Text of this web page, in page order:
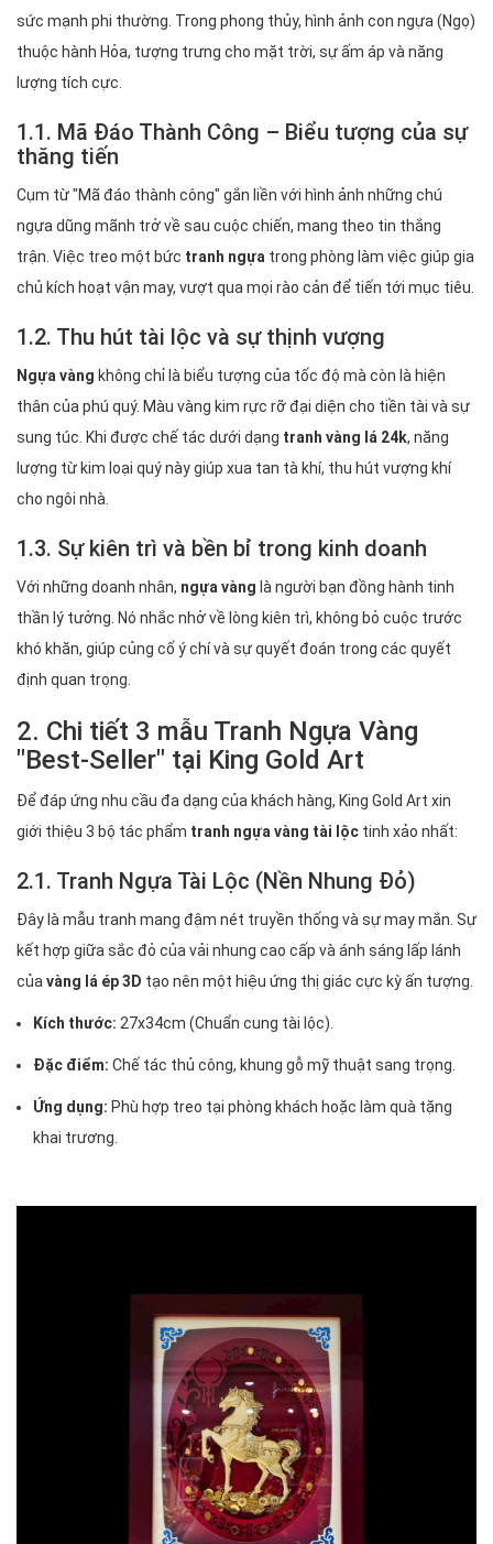
sức mạnh phi thường. Trong phong thủy, hình ảnh con ngựa (Ngọ)
thuộc hành Hỏa, tượng trưng cho mặt trời, sự ấm áp và năng
lượng tích cực.
1.1. Mã Đáo Thành Công – Biểu tượng của sự
thăng tiến
Cụm từ "Mã đáo thành công" gắn liền với hình ảnh những chú
ngựa dũng mãnh trở về sau cuộc chiến, mang theo tin thắng
trận. Việc treo một bức tranh ngựa trong phòng làm việc giúp gia
chủ kích hoạt vận may, vượt qua mọi rào cản để tiến tới mục tiêu.
1.2. Thu hút tài lộc và sự thịnh vượng
Ngựa vàng không chỉ là biểu tượng của tốc độ mà còn là hiện
thân của phú quý. Màu vàng kim rực rỡ đại diện cho tiền tài và sự
sung túc. Khi được chế tác dưới dạng tranh vàng lá 24k, năng
lượng từ kim loại quý này giúp xua tan tà khí, thu hút vượng khí
cho ngôi nhà.
1.3. Sự kiên trì và bền bỉ trong kinh doanh
Với những doanh nhân, ngựa vàng là người bạn đồng hành tinh
thần lý tưởng. Nó nhắc nhở về lòng kiên trì, không bỏ cuộc trước
khó khăn, giúp củng cố ý chí và sự quyết đoán trong các quyết
định quan trọng.
2. Chi tiết 3 mẫu Tranh Ngựa Vàng
"Best-Seller" tại King Gold Art
Để đáp ứng nhu cầu đa dạng của khách hàng, King Gold Art xin
giới thiệu 3 bộ tác phẩm tranh ngựa vàng tài lộc tinh xảo nhất:
2.1. Tranh Ngựa Tài Lộc (Nền Nhung Đỏ)
Đây là mẫu tranh mang đậm nét truyền thống và sự may mắn. Sự
kết hợp giữa sắc đỏ của vải nhung cao cấp và ánh sáng lấp lánh
của vàng lá ép 3D tạo nên một hiệu ứng thị giác cực kỳ ấn tượng.
Kích thước: 27x34cm (Chuẩn cung tài lộc).
Đặc điểm: Chế tác thủ công, khung gỗ mỹ thuật sang trọng.
Ứng dụng: Phù hợp treo tại phòng khách hoặc làm quà tặng
khai trương.